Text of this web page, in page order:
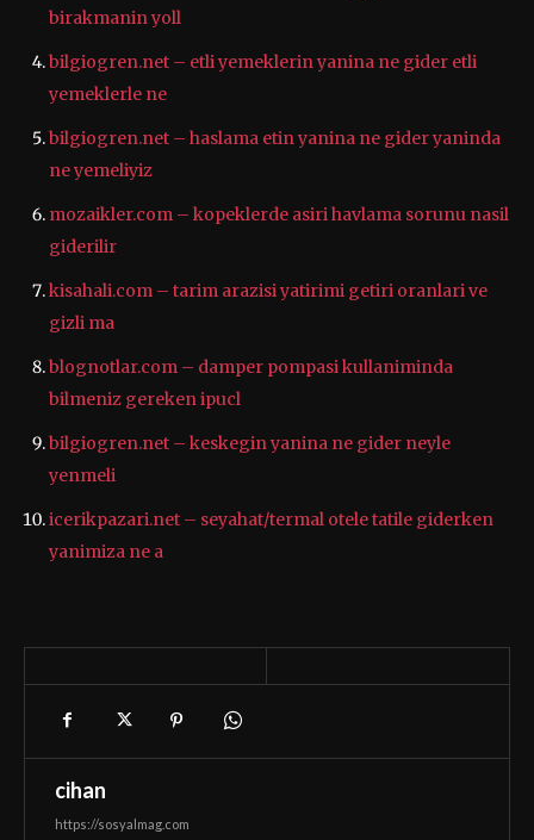
birakmanin yoll
bilgiogren.net – etli yemeklerin yanina ne gider etli
yemeklerle ne
bilgiogren.net – haslama etin yanina ne gider yaninda
ne yemeliyiz
mozaikler.com – kopeklerde asiri havlama sorunu nasil
giderilir
kisahali.com – tarim arazisi yatirimi getiri oranlari ve
gizli ma
blognotlar.com – damper pompasi kullaniminda
bilmeniz gereken ipucl
bilgiogren.net – keskegin yanina ne gider neyle
yenmeli
icerikpazari.net – seyahat/termal otele tatile giderken
yanimiza ne a
cihan
https://sosyalmag.com